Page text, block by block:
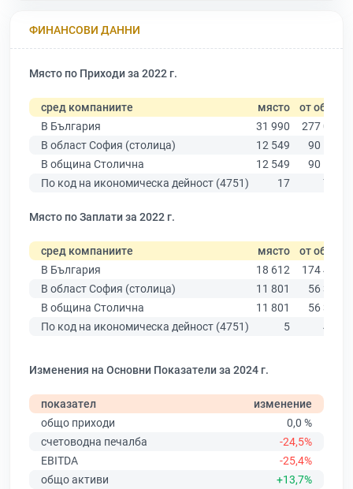
ФИНАНСОВИ ДАННИ
Място по Приходи за 2022 г.
сред компаниите място от общо
В България
31 990
277 019
В област София (столица)
12 549
90 178
В община Столична
12 549
90 178
По код на икономическа дейност (4751)
17 768
Място по Заплати за 2022 г.
сред компаниите място от общо
В България
18 612
174 403
В област София (столица)
11 801
56 378
В община Столична
11 801
56 378
По код на икономическа дейност (4751)
5 413
Изменения на Основни Показатели за 2024 г.
показател
изменение
общо приходи
0,0 %
счетоводна печалба
-24,5%
EBITDA
-25,4%
общо активи
+13,7%